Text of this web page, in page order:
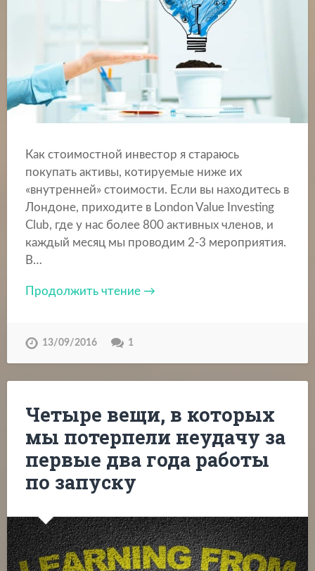
Как стоимостной инвестор я стараюсь
покупать активы, котируемые ниже их
«внутренней» стоимости. Если вы находитесь в
Лондоне, приходите в London Value Investing
Club, где у нас более 800 активных членов, и
каждый месяц мы проводим 2-3 мероприятия.
В…
Продолжить чтение →
13/09/2016 1
Четыре вещи, в которых
мы потерпели неудачу за
первые два года работы
по запуску